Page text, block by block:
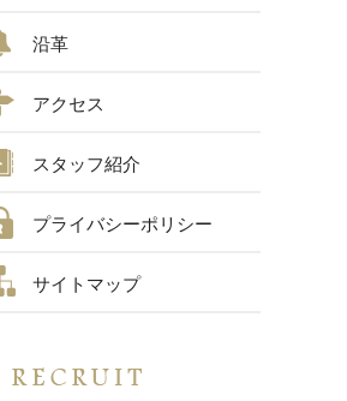
沿革
アクセス
スタッフ紹介
プライバシーポリシー
サイトマップ